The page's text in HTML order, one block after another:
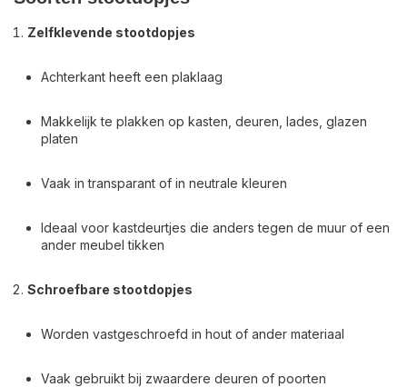
Zelfklevende stootdopjes
Achterkant heeft een plaklaag
Makkelijk te plakken op kasten, deuren, lades, glazen
platen
Vaak in transparant of in neutrale kleuren
Ideaal voor kastdeurtjes die anders tegen de muur of een
ander meubel tikken
Schroefbare stootdopjes
Worden vastgeschroefd in hout of ander materiaal
Vaak gebruikt bij zwaardere deuren of poorten